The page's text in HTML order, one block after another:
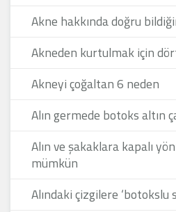
Akne hakkında doğru
Akneden kurtulmak için
Akneyi çoğaltan 6 neden
Alın germede botoks altın
Alın ve şakaklara kapalı
mümkün
Alındaki çizgilere ‘botokslu